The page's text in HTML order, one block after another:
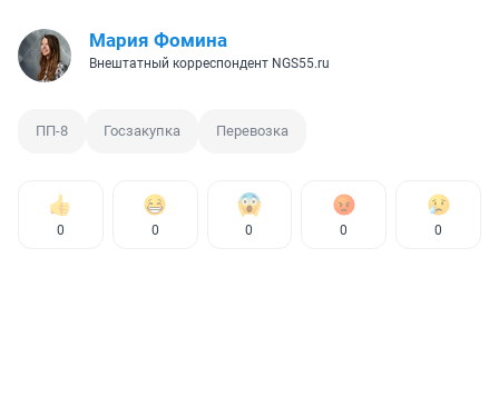
Мария Фомина
Внештатный корреспондент NGS55.ru
ПП-8 Госзакупка Перевозка
0 0 0 0 0